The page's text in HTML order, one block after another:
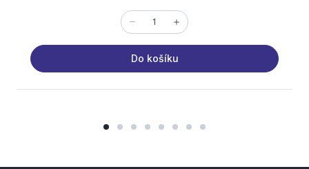
Do košíku